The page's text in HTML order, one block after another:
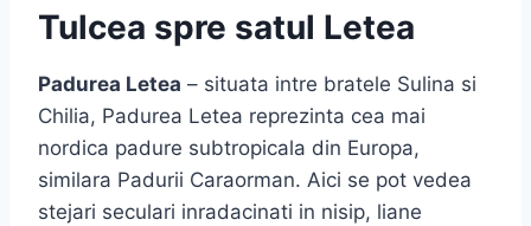
Tulcea spre satul Letea
Padurea Letea – situata intre bratele Sulina si
Chilia, Padurea Letea reprezinta cea mai
nordica padure subtropicala din Europa,
similara Padurii Caraorman. Aici se pot vedea
stejari seculari inradacinati in nisip, liane